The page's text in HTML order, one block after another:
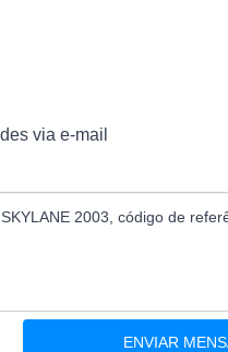
via e-mail